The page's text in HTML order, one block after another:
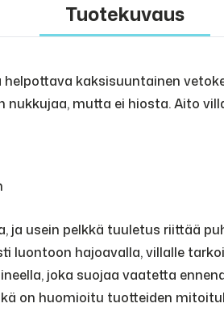
Tuotekuvaus
kaksisuuntainen
mutta ei hiosta. Aito
ja usein pelkkä tuuletus riittää
luontoon hajoavalla, villalle
joka suojaa vaatetta
on huomioitu tuotteiden